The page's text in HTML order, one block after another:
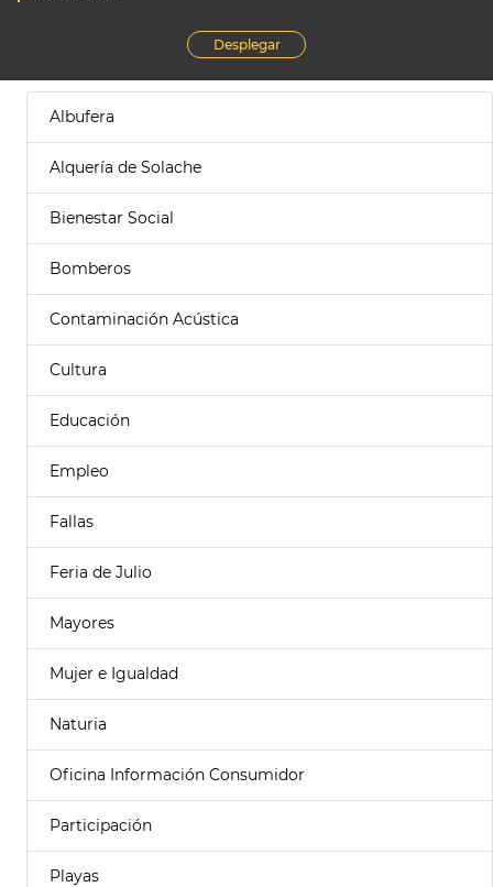
Desplegar
Albufera
Alquería de Solache
Bienestar Social
Bomberos
Contaminación Acústica
Cultura
Educación
Empleo
Fallas
Feria de Julio
Mayores
Mujer e Igualdad
Naturia
Oficina Información Consumidor
Participación
Playas